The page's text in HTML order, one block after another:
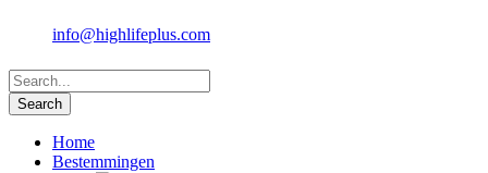
info@highlifeplus.com
Home
Bestemmingen